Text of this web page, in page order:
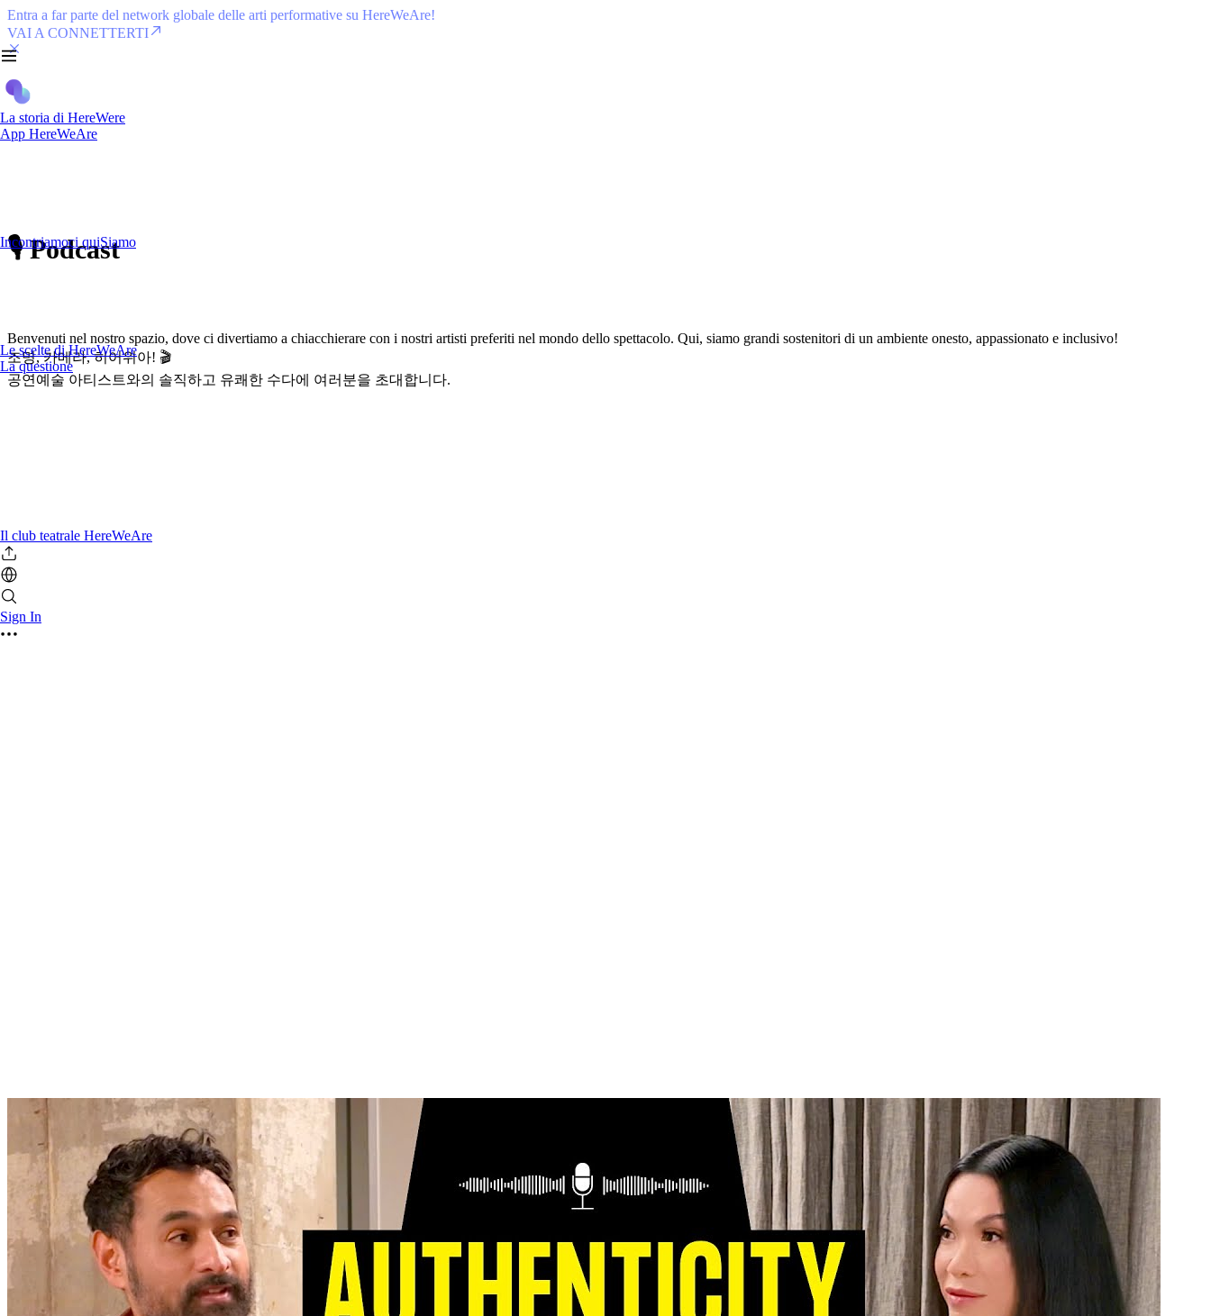
Entra a far parte del network globale delle arti performative su HereWeAre!
VAI A CONNETTERTI
La storia di HereWere
App HereWeAre
Incontriamoci quiSiamo
Le scelte di HereWeAre
La questione
Il club teatrale HereWeAre
Sign In
🎙️ Podcast
Benvenuti nel nostro spazio, dove ci divertiamo a chiacchierare con i nostri artisti preferiti nel mondo dello spettacolo. Qui, siamo grandi sostenitori di un ambiente onesto, appassionato e inclusivo!
조명, 카메라, 히어위아! 🎬
공연예술 아티스트와의 솔직하고 유쾌한 수다에 여러분을 초대합니다.